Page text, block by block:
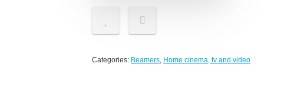
Categories: Beamers, Home cinema, tv and video